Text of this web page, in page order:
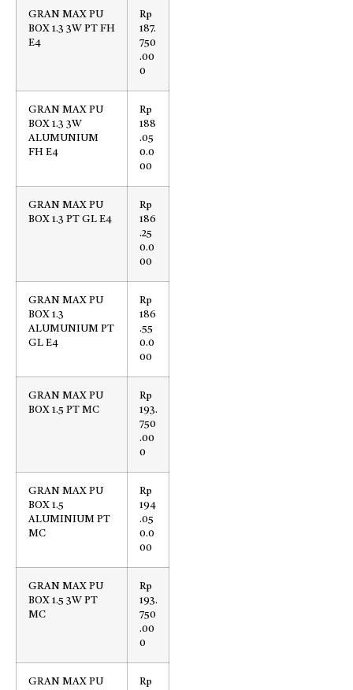
GRAN MAX PU
BOX 1.3 3W PT FH
E4
Rp
187.
750
.00
0
GRAN MAX PU
BOX 1.3 3W
ALUMUNIUM
FH E4
Rp
188
.05
0.0
00
GRAN MAX PU
BOX 1.3 PT GL E4
Rp
186
.25
0.0
00
GRAN MAX PU
BOX 1.3
ALUMUNIUM PT
GL E4
Rp
186
.55
0.0
00
GRAN MAX PU
BOX 1.5 PT MC
Rp
193.
750
.00
0
GRAN MAX PU
BOX 1.5
ALUMINIUM PT
MC
Rp
194
.05
0.0
00
GRAN MAX PU
BOX 1.5 3W PT
MC
Rp
193.
750
.00
0
GRAN MAX PU Rp